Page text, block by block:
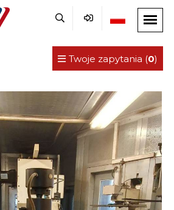
Twoje zapytania (0)